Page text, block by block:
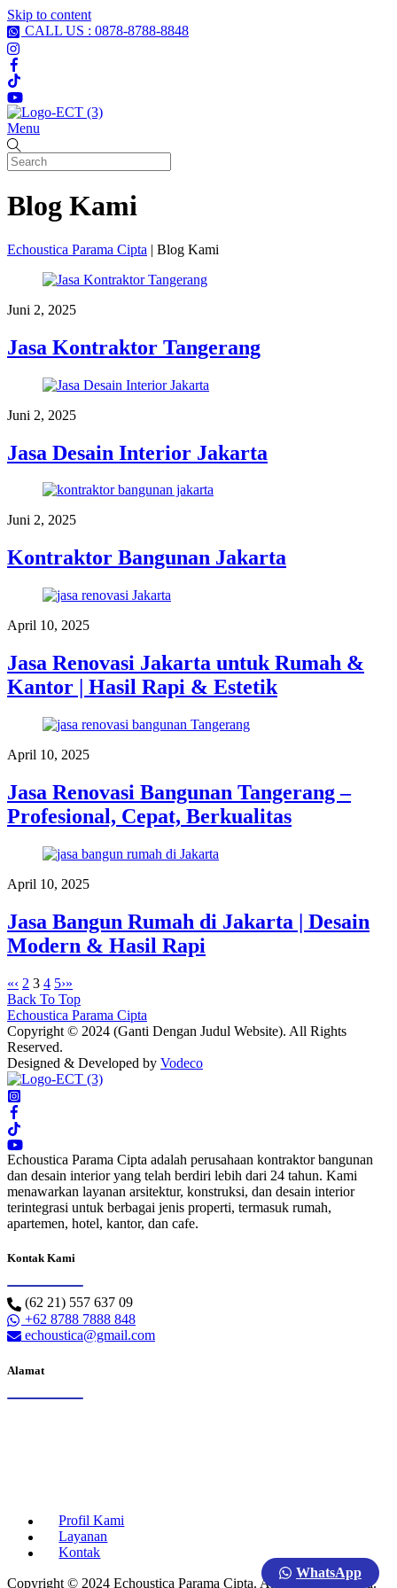
Skip to content
CALL US : 0878-8788-8848
Menu
WhatsApp
Blog Kami
Echoustica Parama Cipta | Blog Kami
Juni 2, 2025
Jasa Kontraktor Tangerang
Juni 2, 2025
Jasa Desain Interior Jakarta
Juni 2, 2025
Kontraktor Bangunan Jakarta
April 10, 2025
Jasa Renovasi Jakarta untuk Rumah &
Kantor | Hasil Rapi & Estetik
April 10, 2025
Jasa Renovasi Bangunan Tangerang –
Profesional, Cepat, Berkualitas
April 10, 2025
Jasa Bangun Rumah di Jakarta | Desain
Modern & Hasil Rapi
«‹ 2 3 4 5›»
Back To Top
Echoustica Parama Cipta
Copyright © 2024 (Ganti Dengan Judul Website). All Rights
Reserved.
Designed & Developed by Vodeco
Echoustica Parama Cipta adalah perusahaan kontraktor bangunan
dan desain interior yang telah berdiri lebih dari 24 tahun. Kami
menawarkan layanan arsitektur, konstruksi, dan desain interior
terintegrasi untuk berbagai jenis properti, termasuk rumah,
apartemen, hotel, kantor, dan cafe.
Kontak Kami
(62 21) 557 637 09
+62 8788 7888 848
echoustica@gmail.com
Alamat
Profil Kami
Layanan
Kontak
Copyright © 2024 Echoustica Parama Cipta. All Rights Reserved.